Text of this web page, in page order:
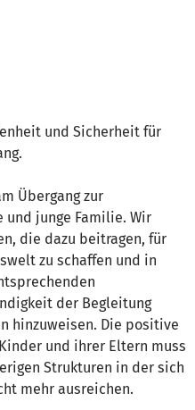
und Sicherheit für
Übergang zur
junge Familie. Wir
die dazu beitragen, für
zu schaffen und in
der Begleitung
hinzuweisen. Die positive
und ihrer Eltern muss
Strukturen in der sich
mehr ausreichen.